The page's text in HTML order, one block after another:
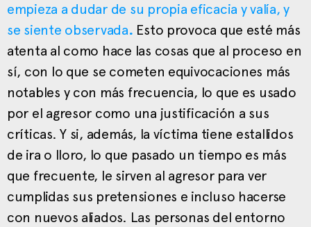
empieza a dudar de su propia eficacia y valía, y
se siente observada. Esto provoca que esté más
atenta al como hace las cosas que al proceso en
sí, con lo que se cometen equivocaciones más
notables y con más frecuencia, lo que es usado
por el agresor como una justificación a sus
críticas. Y si, además, la víctima tiene estallidos
de ira o lloro, lo que pasado un tiempo es más
que frecuente, le sirven al agresor para ver
cumplidas sus pretensiones e incluso hacerse
con nuevos aliados. Las personas del entorno